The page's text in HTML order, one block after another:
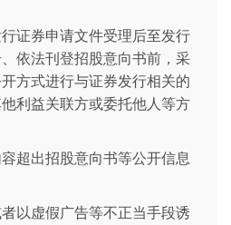
行证券申请文件受理后至发行
依法刊登招股意向书前，采
方式进行与证券发行相关的
利益关联方或委托他人等方
容超出招股意向书等公开信息
者以虚假广告等不正当手段诱